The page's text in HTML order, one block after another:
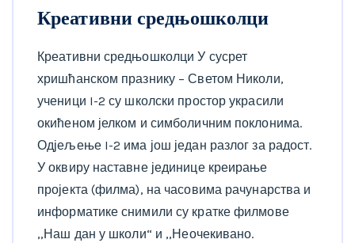
Креативни средњошколци
Креативни средњошколци У сусрет
хришћанском празнику – Светом Николи,
ученици I-2 су школски простор украсили
окићеном јелком и симболичним поклонима.
Одјељење I-2 има још један разлог за радост.
У оквиру наставне јединице креирање
пројекта (филма), на часовима рачунарства и
информатике снимили су кратке филмове
,,Наш дан у школи“ и ,,Неочекивано.